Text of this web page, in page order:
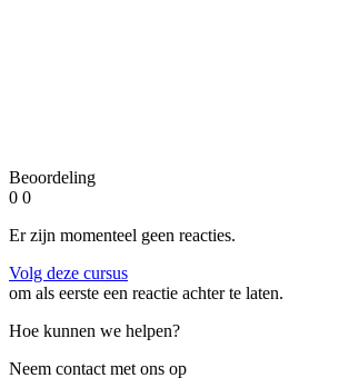
Beoordeling
0 0
Er zijn momenteel geen reacties.
Volg deze cursus
om als eerste een reactie achter te laten.
Hoe kunnen we helpen?
Neem contact met ons op